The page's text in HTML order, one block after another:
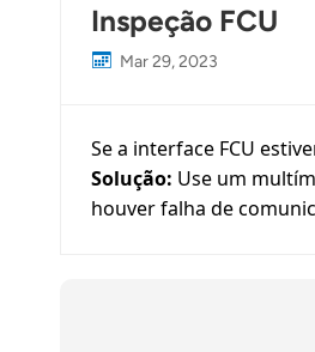
Inspeção FCU
Mar 29, 2023
Se a interface FCU
Solução: Use um
houver falha de